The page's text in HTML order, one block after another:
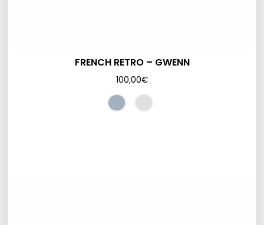
FRENCH RETRO – GWENN
100,00€